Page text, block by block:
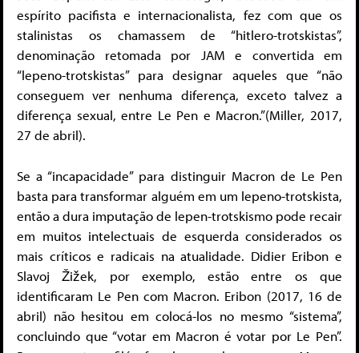
espírito pacifista e internacionalista, fez com que os
stalinistas os chamassem de “hitlero-trotskistas”,
denominação retomada por JAM e convertida em
“lepeno-trotskistas” para designar aqueles que “não
conseguem ver nenhuma diferença, exceto talvez a
diferença sexual, entre Le Pen e Macron.”(Miller, 2017,
27 de abril).
Se a “incapacidade” para distinguir Macron de Le Pen
basta para transformar alguém em um lepeno-trotskista,
então a dura imputação de lepen-trotskismo pode recair
em muitos intelectuais de esquerda considerados os
mais críticos e radicais na atualidade. Didier Eribon e
Slavoj Žižek, por exemplo, estão entre os que
identificaram Le Pen com Macron. Eribon (2017, 16 de
abril) não hesitou em colocá-los no mesmo “sistema”,
concluindo que “votar em Macron é votar por Le Pen”.